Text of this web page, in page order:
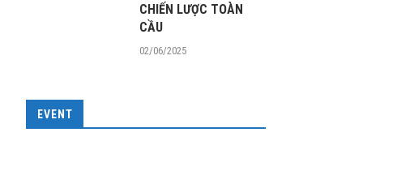
CHIẾN LƯỢC TOÀN
CẦU
02/06/2025
EVENT